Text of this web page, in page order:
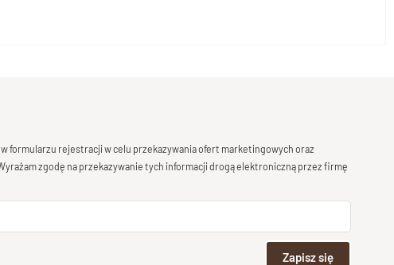
formularzu rejestracji w celu przekazywania ofert marketingowych oraz
zgodę na przekazywanie tych informacji drogą elektroniczną przez firmę
Zapisz się